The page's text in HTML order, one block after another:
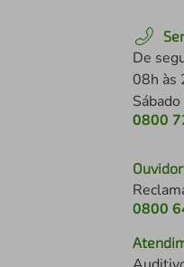
De
08h às
0800
0800